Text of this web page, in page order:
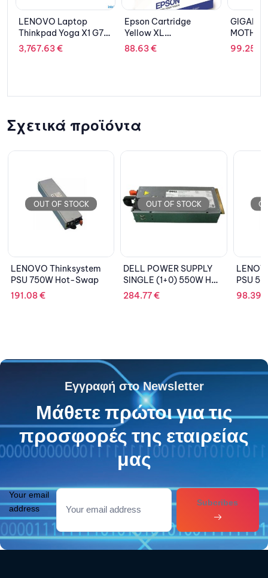
Epson Cartridge
Yellow XL
C13T755440
88.63€
GIGABYTE
MOTHERBOARD
H610M H DDR5 ,1700
99.25
Σχετικά προϊόντα
OUT OF STOCK
DELL POWER SUPPLY
SINGLE (1+0) 550W HOT
OUT OF STOCK
LENOVO Thinksystem
PSU 550W Hot-Swap
Εγγραφή στο Newsletter
Μάθετε πρώτοι για τις
προσφορές της εταιρείας
μας
Your email
address
Subcribes